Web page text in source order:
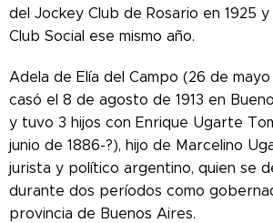
del Jockey Club de Rosario en 1925
Club Social ese mismo año.
Adela de Elía del Campo (26 de mayo
casó el 8 de agosto de 1913 en
y tuvo 3 hijos con Enrique Ugarte
junio de 1886-?), hijo de Marcelino
jurista y político argentino, quien se
durante dos períodos como
provincia de Buenos Aires.